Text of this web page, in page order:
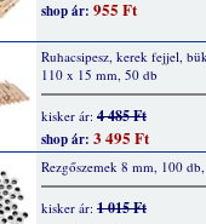
shop ár: 955 Ft
Ruhacsipesz, kerek fejjel,
110 x 15 mm, 50 db
kisker ár: 4 485 Ft
shop ár: 3 495 Ft
Rezgőszemek 8 mm, 100
kisker ár: 1 015 Ft